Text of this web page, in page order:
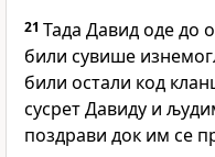
21 Тада Давид оде до
били сувише
били остали код
сусрет Давиду и
поздрави док им се